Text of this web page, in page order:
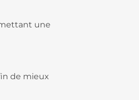
une
de mieux